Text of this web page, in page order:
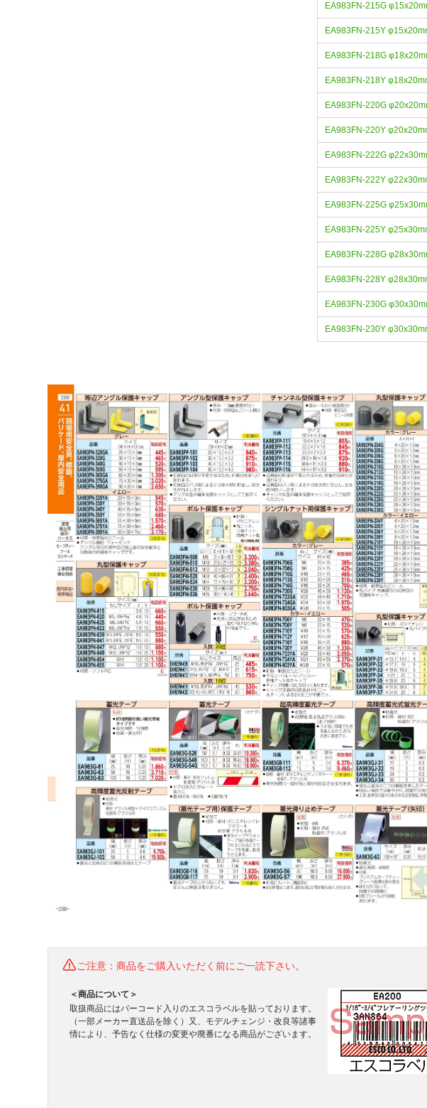
EA983FN-215G
EA983FN-215Y
EA983FN-218G
EA983FN-218Y
EA983FN-220G
EA983FN-220Y
EA983FN-222G
EA983FN-222Y
EA983FN-225G
EA983FN-225Y
EA983FN-228G
EA983FN-228Y
EA983FN-230G
EA983FN-230Y
ご注意：商品をご購入いただく前にご一読下さい。
＜商品について＞
取扱商品にはバーコード入りのエスコラベルを貼っております。
（一部メーカー直送品を除く）又、モデルチェンジ・改良等諸事
情により、予告なく仕様の変更や廃番になる商品がございます。